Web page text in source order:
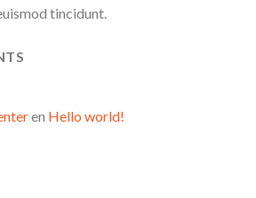
tincidunt.
en Hello world!